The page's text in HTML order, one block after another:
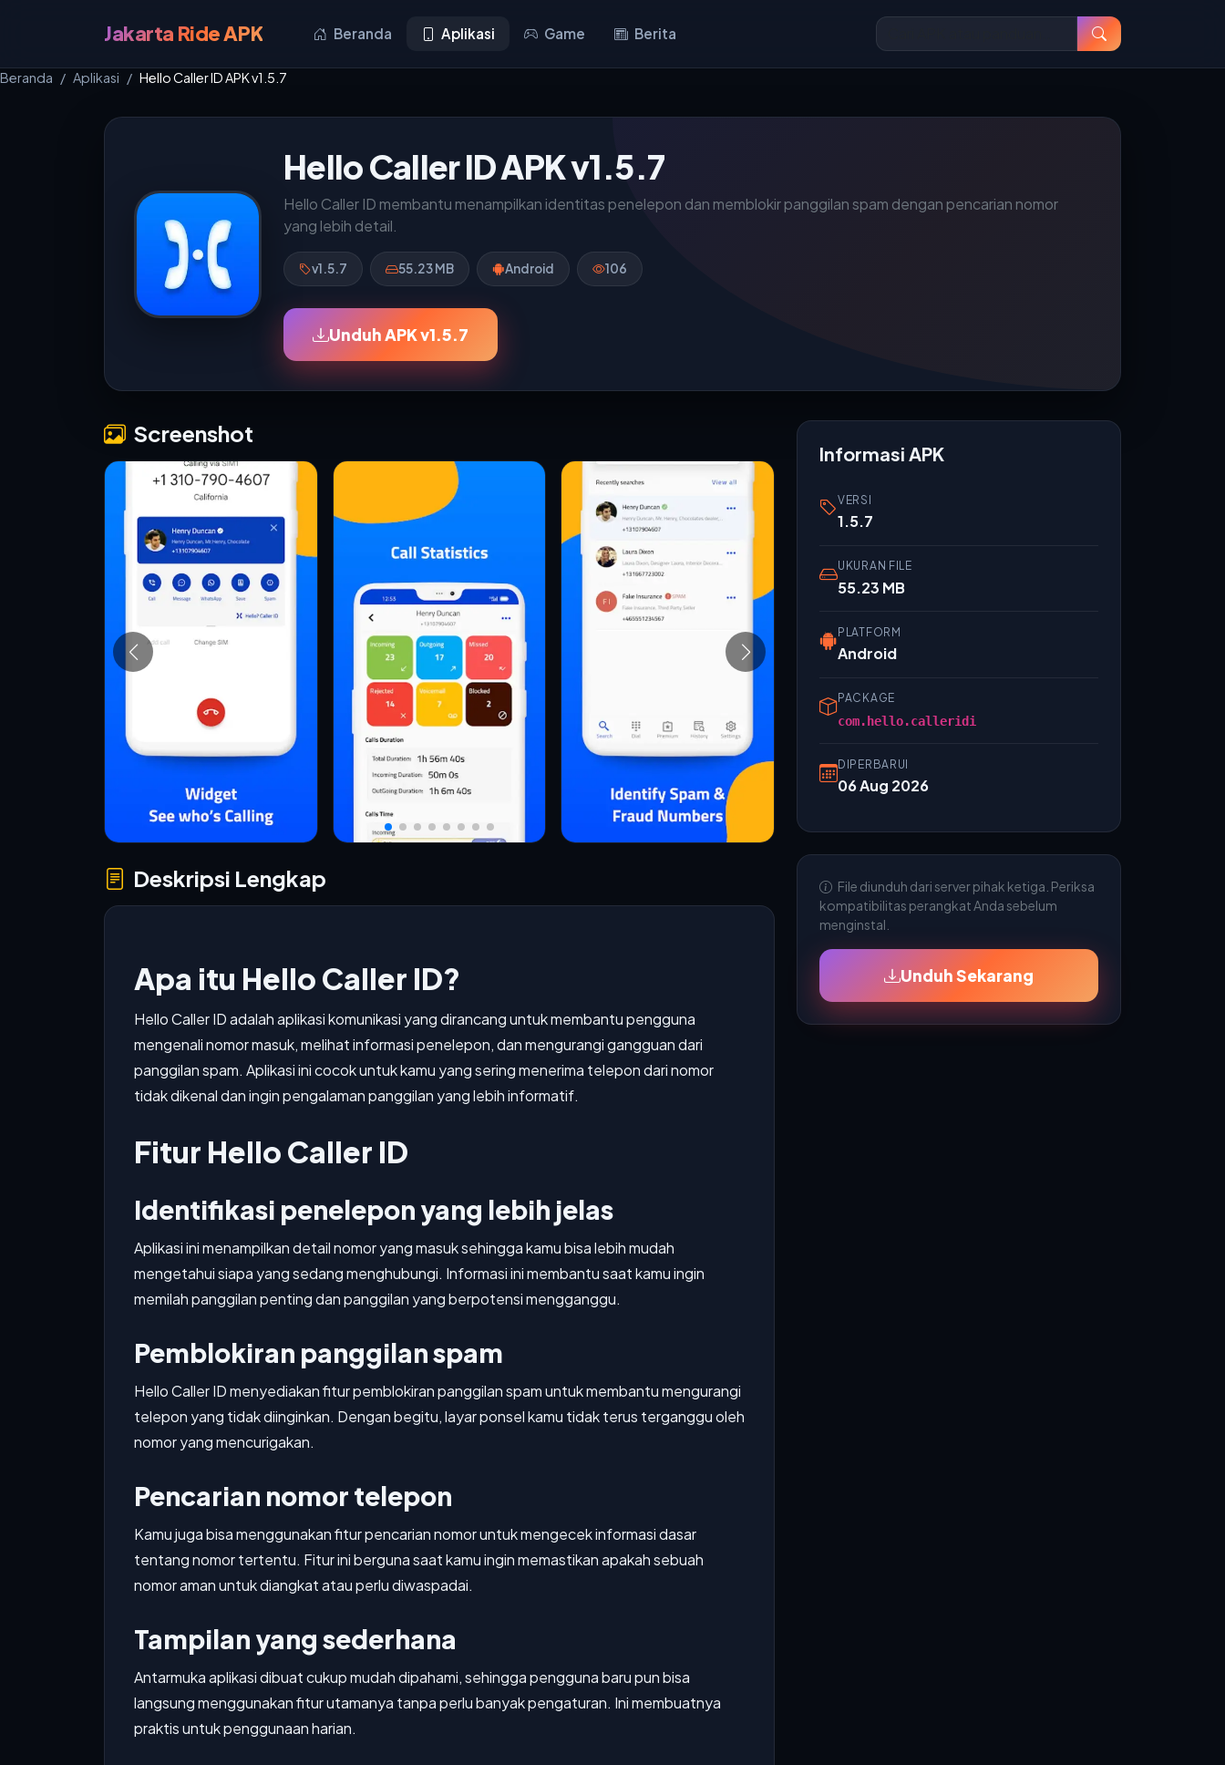
Jakarta Ride APK Beranda Aplikasi Game Berita
Beranda Aplikasi Hello Caller ID APK v1.5.7
Hello Caller ID APK v1.5.7
Hello Caller ID membantu menampilkan identitas penelepon dan memblokir panggilan spam dengan pencarian nomor
yang lebih detail.
v1.5.7 55.23 MB Android 106
Unduh APK v1.5.7
Screenshot
Deskripsi Lengkap
Apa itu Hello Caller ID?
Hello Caller ID adalah aplikasi komunikasi yang dirancang untuk membantu pengguna
mengenali nomor masuk, melihat informasi penelepon, dan mengurangi gangguan dari
panggilan spam. Aplikasi ini cocok untuk kamu yang sering menerima telepon dari nomor
tidak dikenal dan ingin pengalaman panggilan yang lebih informatif.
Fitur Hello Caller ID
Identifikasi penelepon yang lebih jelas
Aplikasi ini menampilkan detail nomor yang masuk sehingga kamu bisa lebih mudah
mengetahui siapa yang sedang menghubungi. Informasi ini membantu saat kamu ingin
memilah panggilan penting dan panggilan yang berpotensi mengganggu.
Pemblokiran panggilan spam
Hello Caller ID menyediakan fitur pemblokiran panggilan spam untuk membantu mengurangi
telepon yang tidak diinginkan. Dengan begitu, layar ponsel kamu tidak terus terganggu oleh
nomor yang mencurigakan.
Pencarian nomor telepon
Kamu juga bisa menggunakan fitur pencarian nomor untuk mengecek informasi dasar
tentang nomor tertentu. Fitur ini berguna saat kamu ingin memastikan apakah sebuah
nomor aman untuk diangkat atau perlu diwaspadai.
Tampilan yang sederhana
Antarmuka aplikasi dibuat cukup mudah dipahami, sehingga pengguna baru pun bisa
langsung menggunakan fitur utamanya tanpa perlu banyak pengaturan. Ini membuatnya
praktis untuk penggunaan harian.
Informasi APK
VERSI
1.5.7
UKURAN FILE
55.23 MB
PLATFORM
Android
PACKAGE
com.hello.calleridi
DIPERBARUI
06 Aug 2026
File diunduh dari server pihak ketiga. Periksa
kompatibilitas perangkat Anda sebelum
menginstal.
Unduh Sekarang